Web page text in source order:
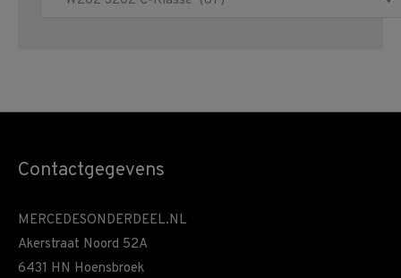
Contactgegevens
MERCEDESONDERDEEL.NL
Akerstraat Noord 52A
6431 HN Hoensbroek